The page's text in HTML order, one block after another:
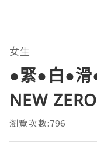
女生
●緊●白●
NEW
瀏覽次數:796